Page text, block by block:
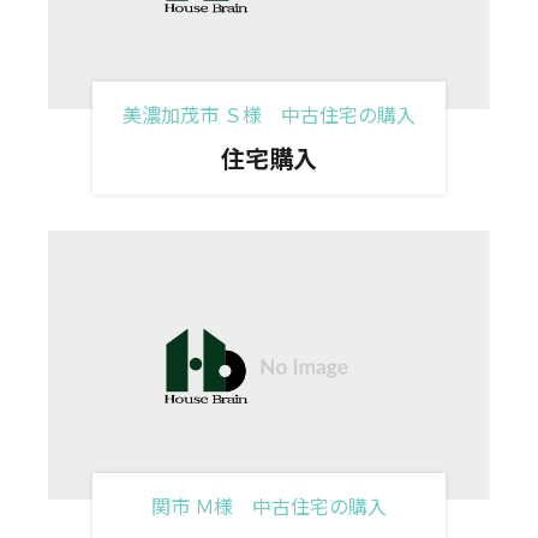
美濃加茂市 Ｓ様 中古住宅の購入
住宅購入
関市 Ｍ様 中古住宅の購入